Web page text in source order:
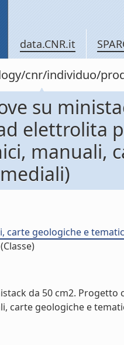
data.CNR.it
cnr/individuo/
su
elettrolita
manuali,
carte geologiche e
(Classe)
da 50 cm2. Progetto
carte geologiche e